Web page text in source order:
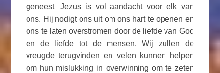
geneest. Jezus is vol aandacht voor elk van
ons. Hij nodigt ons uit om ons hart te openen en
ons te laten overstromen door de liefde van God
en de liefde tot de mensen. Wij zullen de
vreugde terugvinden en velen kunnen helpen
om hun mislukking in overwinning om te zeten